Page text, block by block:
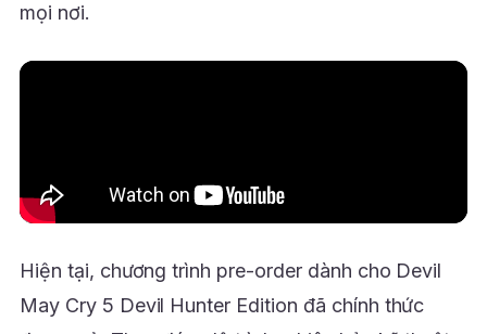
mọi nơi.
Hiện tại, chương trình pre-order dành cho Devil
May Cry 5 Devil Hunter Edition đã chính thức